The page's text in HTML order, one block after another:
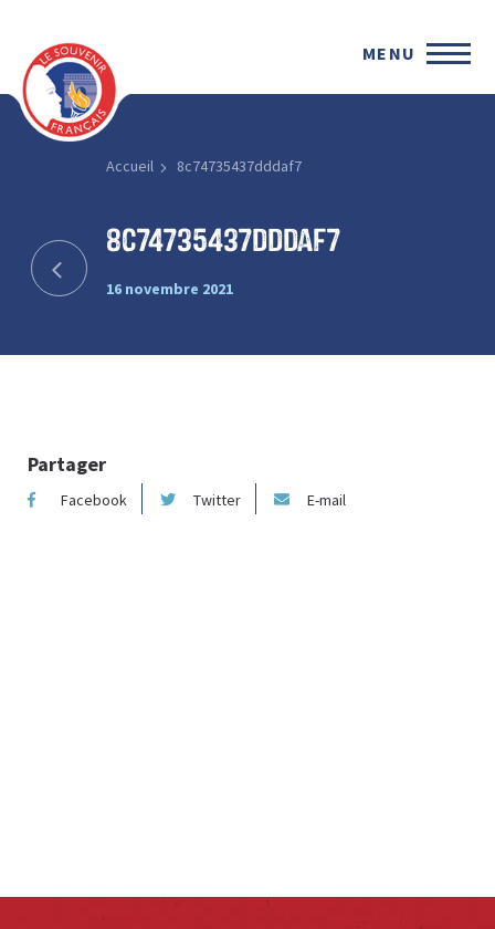
MENU
Accueil 8c74735437dddaf7
8c74735437dddaf7
16 novembre 2021
Partager
Facebook Twitter E-mail